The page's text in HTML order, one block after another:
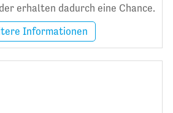
erhalten dadurch eine Chance.
Informationen